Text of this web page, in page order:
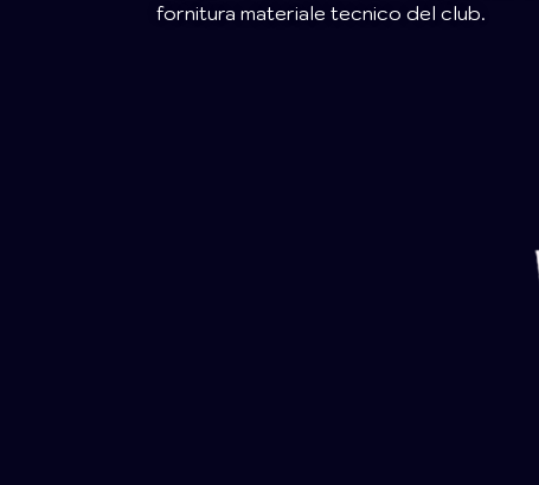
fornitura materiale tecnico del club.